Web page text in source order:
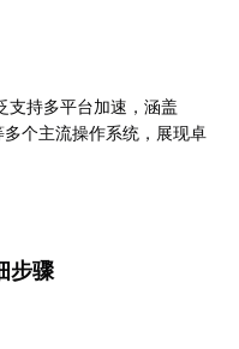
支持多平台加速，涵盖
个主流操作系统，展现卓
步骤